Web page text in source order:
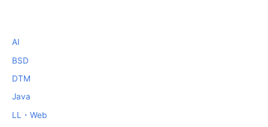
AI
BSD
DTM
Java
LL・Web